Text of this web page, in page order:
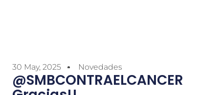
30 May, 2025 Novedades
@SMBCONTRAELCANCER